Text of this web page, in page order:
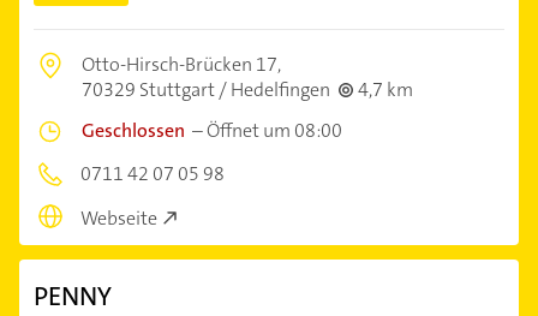
Otto-Hirsch-Brücken 17,
70329 Stuttgart / Hedelfingen
4,7 km
Geschlossen –Öffnet um 08:00
0711 42 07 05 98
Webseite
PENNY